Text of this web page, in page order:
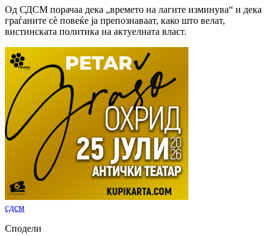
Од СДСМ порачаа дека „времето на лагите изминува“ и дека
граѓаните сè повеќе ја препознаваат, како што велат,
вистинската политика на актуелната власт.
сдсм
Сподели